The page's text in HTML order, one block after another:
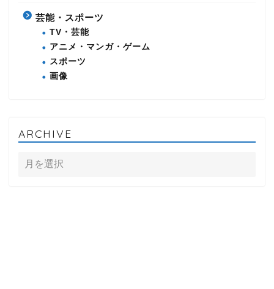
芸能・スポーツ
TV・芸能
アニメ・マンガ・ゲーム
スポーツ
画像
ARCHIVE